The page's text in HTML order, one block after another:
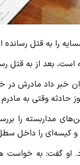
را به قتل رسانده
خبر داد مادرش
حادثه وقتی به
مداربسته را
و کیسه‌ای را داخل
او گفت: به خواست